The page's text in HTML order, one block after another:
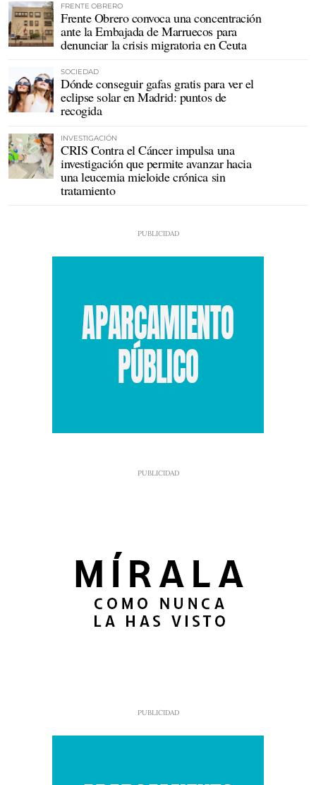
FRENTE OBRERO
Frente Obrero convoca una concentración
ante la Embajada de Marruecos para
denunciar la crisis migratoria en Ceuta
SOCIEDAD
Dónde conseguir gafas gratis para ver el
eclipse solar en Madrid: puntos de
recogida
INVESTIGACIÓN
CRIS Contra el Cáncer impulsa una
investigación que permite avanzar hacia
una leucemia mieloide crónica sin
tratamiento